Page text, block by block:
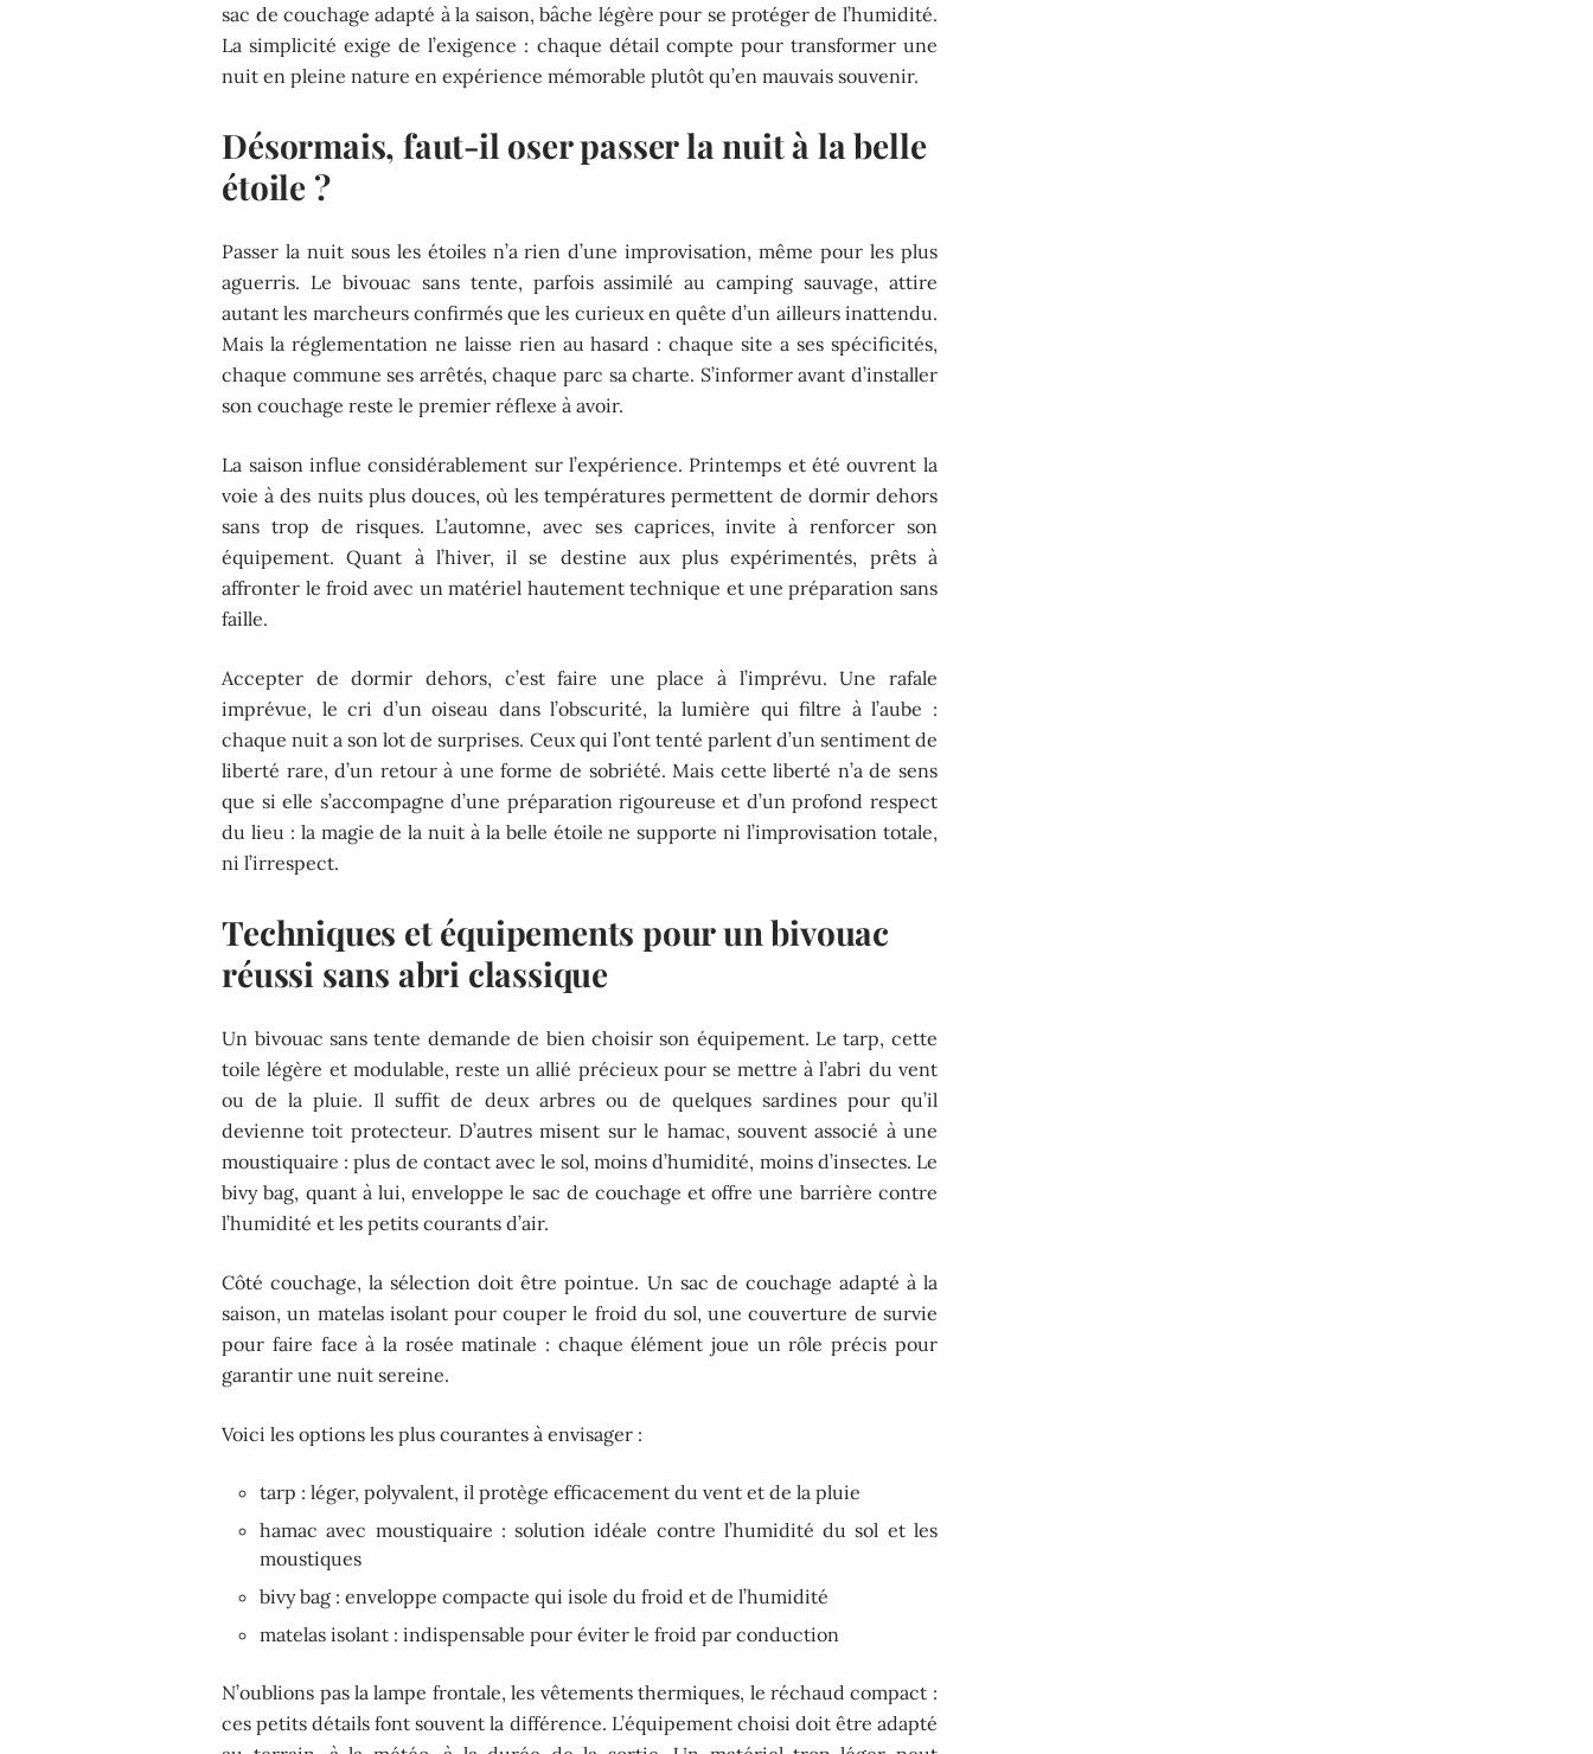
sac de couchage adapté à la saison, bâche légère pour se protéger de l’humidité.
La simplicité exige de l’exigence : chaque détail compte pour transformer une
nuit en pleine nature en expérience mémorable plutôt qu’en mauvais souvenir.
Désormais, faut-il oser passer la nuit à la belle
étoile ?
Passer la nuit sous les étoiles n’a rien d’une improvisation, même pour les plus
aguerris. Le bivouac sans tente, parfois assimilé au camping sauvage, attire
autant les marcheurs confirmés que les curieux en quête d’un ailleurs inattendu.
Mais la réglementation ne laisse rien au hasard : chaque site a ses spécificités,
chaque commune ses arrêtés, chaque parc sa charte. S’informer avant d’installer
son couchage reste le premier réflexe à avoir.
La saison influe considérablement sur l’expérience. Printemps et été ouvrent la
voie à des nuits plus douces, où les températures permettent de dormir dehors
sans trop de risques. L’automne, avec ses caprices, invite à renforcer son
équipement. Quant à l’hiver, il se destine aux plus expérimentés, prêts à
affronter le froid avec un matériel hautement technique et une préparation sans
faille.
Accepter de dormir dehors, c’est faire une place à l’imprévu. Une rafale
imprévue, le cri d’un oiseau dans l’obscurité, la lumière qui filtre à l’aube :
chaque nuit a son lot de surprises. Ceux qui l’ont tenté parlent d’un sentiment de
liberté rare, d’un retour à une forme de sobriété. Mais cette liberté n’a de sens
que si elle s’accompagne d’une préparation rigoureuse et d’un profond respect
du lieu : la magie de la nuit à la belle étoile ne supporte ni l’improvisation totale,
ni l’irrespect.
Techniques et équipements pour un bivouac
réussi sans abri classique
Un bivouac sans tente demande de bien choisir son équipement. Le tarp, cette
toile légère et modulable, reste un allié précieux pour se mettre à l’abri du vent
ou de la pluie. Il suffit de deux arbres ou de quelques sardines pour qu’il
devienne toit protecteur. D’autres misent sur le hamac, souvent associé à une
moustiquaire : plus de contact avec le sol, moins d’humidité, moins d’insectes. Le
bivy bag, quant à lui, enveloppe le sac de couchage et offre une barrière contre
l’humidité et les petits courants d’air.
Côté couchage, la sélection doit être pointue. Un sac de couchage adapté à la
saison, un matelas isolant pour couper le froid du sol, une couverture de survie
pour faire face à la rosée matinale : chaque élément joue un rôle précis pour
garantir une nuit sereine.
Voici les options les plus courantes à envisager :
tarp : léger, polyvalent, il protège efficacement du vent et de la pluie
hamac avec moustiquaire : solution idéale contre l’humidité du sol et les
moustiques
bivy bag : enveloppe compacte qui isole du froid et de l’humidité
matelas isolant : indispensable pour éviter le froid par conduction
N’oublions pas la lampe frontale, les vêtements thermiques, le réchaud compact :
ces petits détails font souvent la différence. L’équipement choisi doit être adapté